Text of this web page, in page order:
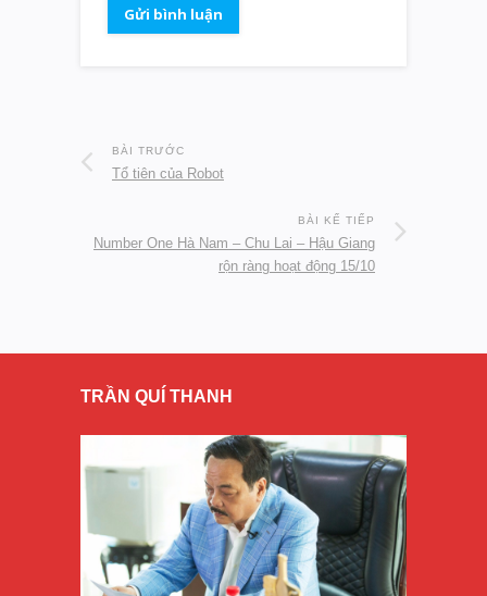
BÀI TRƯỚC
Tổ tiên của Robot
BÀI KẾ TIẾP
Number One Hà Nam – Chu Lai – Hậu Giang
rộn ràng hoạt động 15/10
TRẦN QUÍ THANH